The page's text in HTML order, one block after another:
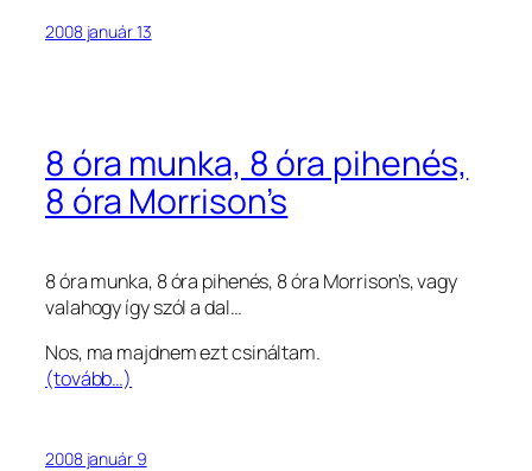
2008 január 13
8 óra munka, 8 óra pihenés,
8 óra Morrison’s
8 óra munka, 8 óra pihenés, 8 óra Morrison’s, vagy
valahogy így szól a dal…
Nos, ma majdnem ezt csináltam.
(tovább…)
2008 január 9